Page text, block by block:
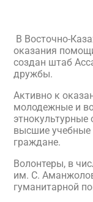
В Восточно-
оказания
создан штаб
дружбы.
Активно к
молодежные и
этнокультурные
высшие учебные
граждане.
Волонтеры, в
им. С.
гуманитарной